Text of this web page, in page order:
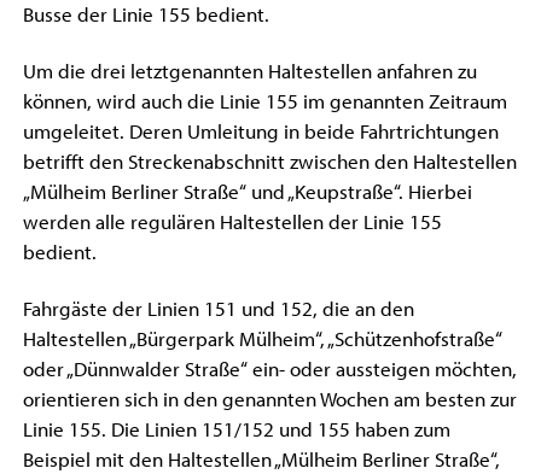
Busse der Linie 155 bedient.
Um die drei letztgenannten Haltestellen anfahren zu
können, wird auch die Linie 155 im genannten Zeitraum
umgeleitet. Deren Umleitung in beide Fahrtrichtungen
betrifft den Streckenabschnitt zwischen den Haltestellen
„Mülheim Berliner Straße“ und „Keupstraße“. Hierbei
werden alle regulären Haltestellen der Linie 155
bedient.
Fahrgäste der Linien 151 und 152, die an den
Haltestellen „Bürgerpark Mülheim“, „Schützenhofstraße“
oder „Dünnwalder Straße“ ein- oder aussteigen möchten,
orientieren sich in den genannten Wochen am besten zur
Linie 155. Die Linien 151/152 und 155 haben zum
Beispiel mit den Haltestellen „Mülheim Berliner Straße“,